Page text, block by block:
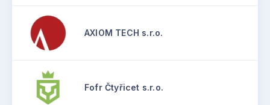
AXIOM TECH s.r.o.
Fofr Čtyřicet s.r.o.